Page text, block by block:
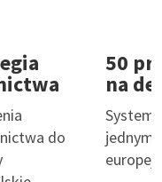
do
50
na
System
jednym